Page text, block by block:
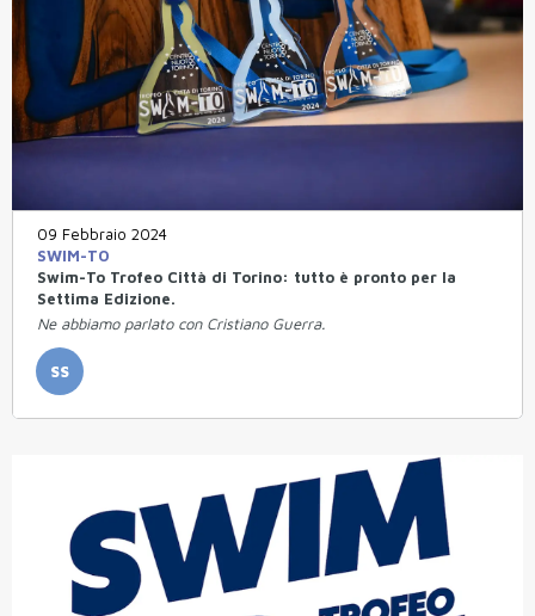
09 Febbraio 2024
SWIM-TO
Swim-To Trofeo Città di Torino: tutto è pronto per la
Settima Edizione.
Ne abbiamo parlato con Cristiano Guerra.
SS